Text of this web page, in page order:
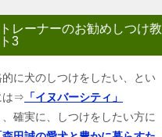
レーナーのお勧めしつけ教
3
に犬のしつけをしたい、とい
は⇒ 「イヌバーシティ」
確実に、しつけをしたい方に